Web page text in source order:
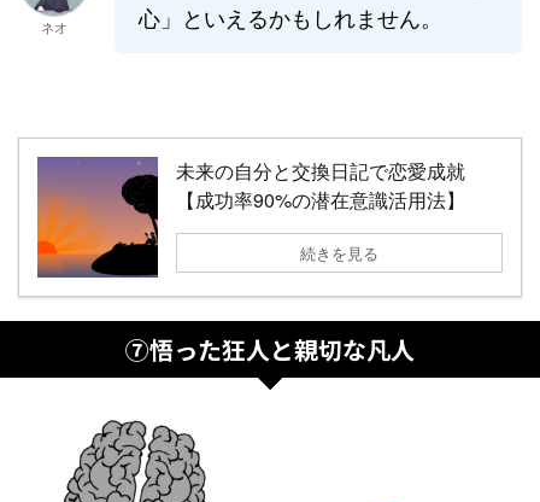
ネオ
心」といえるかもしれません。
未来の自分と交換日記で恋愛成就
【成功率90%の潜在意識活用法】
続きを見る
⑦悟った狂人と親切な凡人